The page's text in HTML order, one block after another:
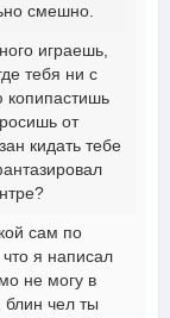
смешно.
играешь,
тебя ни с
копипастишь
от
кидать тебе
сам по
я написал
не могу в
чел ты